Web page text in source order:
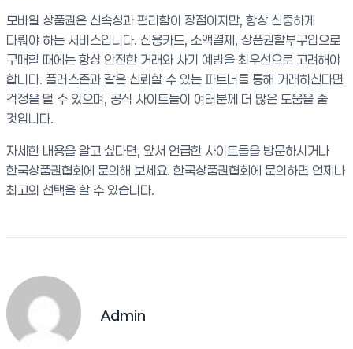
모바일 상품권은 신속성과 편리함이 장점이지만, 항상 신중하게
다뤄야 하는 서비스입니다. 신용카드, 소액결제, 상품권할부구입으로
구매할 때에는 항상 안전한 거래와 사기 예방을 최우선으로 고려해야
합니다. 플러스존과 같은 신뢰할 수 있는 파트너를 통해 거래하신다면
걱정을 덜 수 있으며, 공식 사이트들이 여러분께 더 많은 도움을 줄
것입니다.
자세한 내용을 알고 싶다면, 앞서 언급한 사이트들을 방문하시거나
한국상품권협회에 문의해 보세요. 한국상품권협회에 문의하면 언제나
최고의 선택을 할 수 있습니다.
Admin